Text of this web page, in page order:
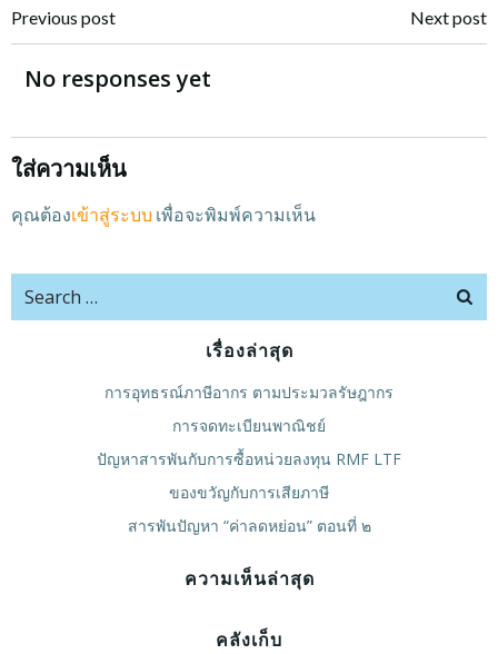
แนะแนว
เรื่อง
Previous post
แนะแนวNext post
No responses yet
ใส่ความเห็น
คุณต้องเข้าสู่ระบบ เพื่อจะพิมพ์ความเห็น
Search
for:
เรื่องล่าสุด
การอุทธรณ์ภาษีอากร ตามประมวลรัษฎากร
การจดทะเบียนพาณิชย์
ปัญหาสารพันกับการซื้อหน่วยลงทุน RMF LTF
ของขวัญกับการเสียภาษี
สารพันปัญหา “ค่าลดหย่อน” ตอนที่ ๒
ความเห็นล่าสุด
คลังเก็บ